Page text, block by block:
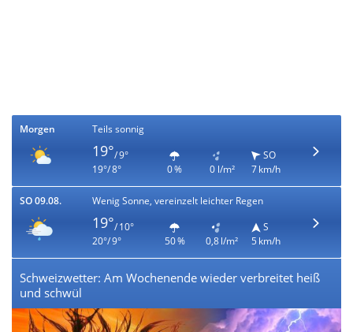
Morgen Teils sonnig
19°/ 9°
19°/ 8°
0 % 0 l/m²
SO
7 km/h
SO 09.08. Wenig Sonne, vereinzelt leichter Regen
19°/ 10°
20°/ 9°
50 % 0,8 l/m²
S
5 km/h
Schweizwetter: Am Wochenende wieder verbreitet heiß
und schwül